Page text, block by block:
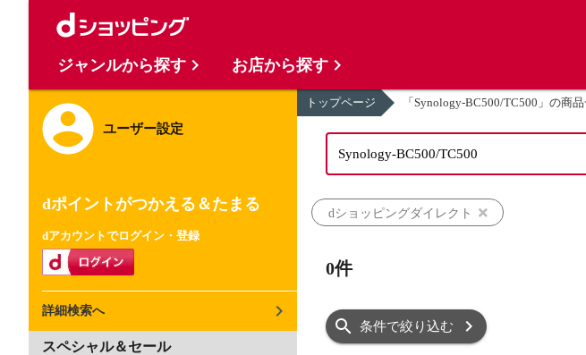
ユーザー設定
dポイントがつかえる＆たまる
dアカウントでログイン・登録
詳細検索へ
スペシャル＆セール
トップページ 「Synology-BC500/TC500」の商
dショッピングダイレクト
0件
条件で絞り込む
ジャンルから探す お店から探す